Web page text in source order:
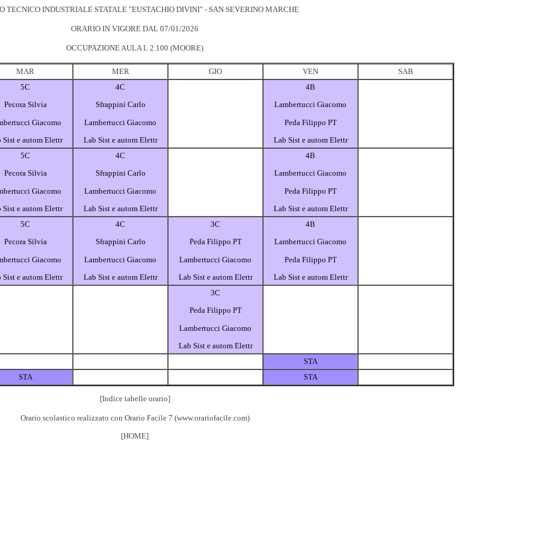
TECNICO INDUSTRIALE STATALE "EUSTACHIO DIVINI" - SAN SEVERINO MARCHE
ORARIO IN VIGORE DAL 07/01/2026
OCCUPAZIONE AULA L 2.100 (MOORE)
MAR MER GIO VEN
SAB
5C
Pecora Silvia
Giacomo
Sist e autom Elettr
4C
Sfrappini Carlo
Lambertucci Giacomo
Lab Sist e autom Elettr
4B
Lambertucci Giacomo
Peda Filippo PT
Lab Sist e autom Elettr
5C
Pecora Silvia
Giacomo
Sist e autom Elettr
4C
Sfrappini Carlo
Lambertucci Giacomo
Lab Sist e autom Elettr
4B
Lambertucci Giacomo
Peda Filippo PT
Lab Sist e autom Elettr
5C
Pecora Silvia
Giacomo
Sist e autom Elettr
4C
Sfrappini Carlo
Lambertucci Giacomo
Lab Sist e autom Elettr
3C
Peda Filippo PT
Lambertucci Giacomo
Lab Sist e autom Elettr
4B
Lambertucci Giacomo
Peda Filippo PT
Lab Sist e autom Elettr
3C
Peda Filippo PT
Lambertucci Giacomo
Lab Sist e autom Elettr
STA
STA
STA
[Indice tabelle orario]
Orario scolastico realizzato con Orario Facile 7 (www.orariofacile.com)
[HOME]